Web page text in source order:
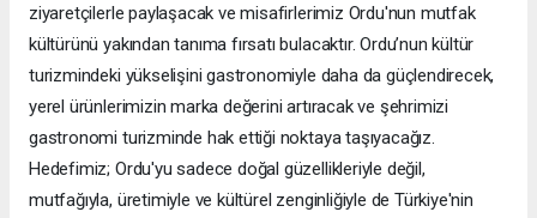
ziyaretçilerle paylaşacak ve misafirlerimiz Ordu'nun mutfak
kültürünü yakından tanıma fırsatı bulacaktır. Ordu’nun kültür
turizmindeki yükselişini gastronomiyle daha da güçlendirecek,
yerel ürünlerimizin marka değerini artıracak ve şehrimizi
gastronomi turizminde hak ettiği noktaya taşıyacağız.
Hedefimiz; Ordu'yu sadece doğal güzellikleriyle değil,
mutfağıyla, üretimiyle ve kültürel zenginliğiyle de Türkiye'nin